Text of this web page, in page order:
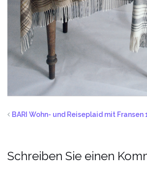
BARI Wohn- und Reiseplaid mit Fransen
Schreiben Sie einen